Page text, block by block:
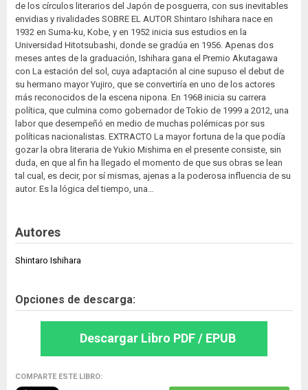
de los círculos literarios del Japón de posguerra, con sus inevitables
envidias y rivalidades SOBRE EL AUTOR Shintaro Ishihara nace en
1932 en Suma-ku, Kobe, y en 1952 inicia sus estudios en la
Universidad Hitotsubashi, donde se gradúa en 1956. Apenas dos
meses antes de la graduación, Ishihara gana el Premio Akutagawa
con La estación del sol, cuya adaptación al cine supuso el debut de
su hermano mayor Yujiro, que se convertiría en uno de los actores
más reconocidos de la escena nipona. En 1968 inicia su carrera
política, que culmina como gobernador de Tokio de 1999 a 2012, una
labor que desempeñó en medio de muchas polémicas por sus
políticas nacionalistas. EXTRACTO La mayor fortuna de la que podía
gozar la obra literaria de Yukio Mishima en el presente consiste, sin
duda, en que al fin ha llegado el momento de que sus obras se lean
tal cual, es decir, por sí mismas, ajenas a la poderosa influencia de su
autor. Es la lógica del tiempo, una…
Autores
Shintaro Ishihara
Opciones de descarga:
Descargar Libro PDF / EPUB
COMPARTE ESTE LIBRO: